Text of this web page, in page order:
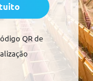
QR de